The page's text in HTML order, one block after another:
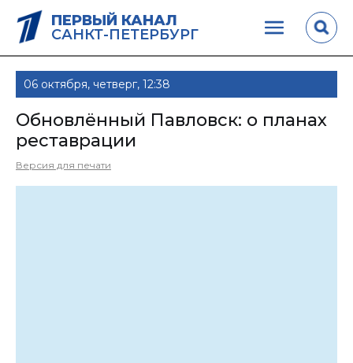
ПЕРВЫЙ КАНАЛ
САНКТ-ПЕТЕРБУРГ
06 октября, четверг, 12:38
Обновлённый Павловск: о планах
реставрации
Версия для печати